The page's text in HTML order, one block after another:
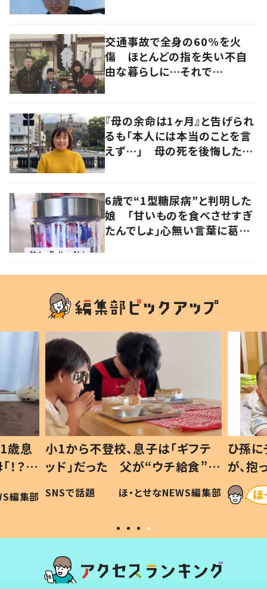
交通事故で全身の60%を火
傷 ほとんどの指を失い不自
由な暮らしに…それで
『母の余命は1ヶ月』と告げられ
るも「本人には本当のことを言
えず…」 母の死を後悔した女
6歳で“1型糖尿病”と判明した
娘 「甘いものを食べさせすぎ
たんでしょ」心無い言葉に葛藤
歳息
？」
編集部
小1から不登校、息子は「ギフテ
ッド」だった 父が“ウチ給食”を
作り続ける理由とは #令和の親
#令和の子
SNSで話題 ほ・とせなNEWS編集部
ひ孫
が、
「涙が
い」